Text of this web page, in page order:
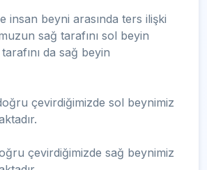
insan beyni arasında ters ilişki
sağ tarafını sol beyin
da sağ beyin
doğru çevirdiğimizde sol beynimiz
çevirdiğimizde sağ beynimiz